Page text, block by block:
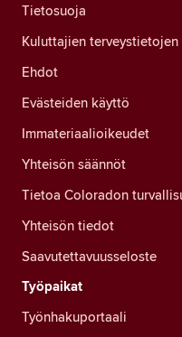
Tietosuoja
Kuluttajien
Ehdot
Evästeiden käyttö
Immateriaalioikeudet
Yhteisön säännöt
Tietoa Coloradon
Yhteisön tiedot
Saavutettavuusseloste
Työpaikat
Työnhakuportaali